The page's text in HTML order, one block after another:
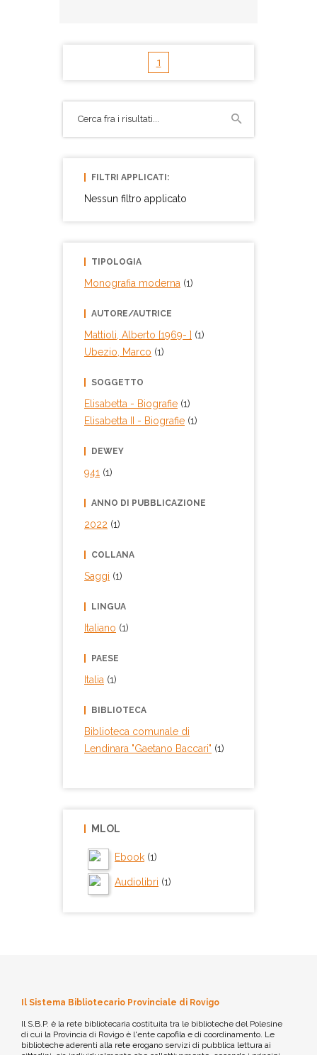
1
FILTRI APPLICATI:
Nessun filtro applicato
TIPOLOGIA
Monografia moderna (1)
AUTORE/AUTRICE
Mattioli, Alberto [1969- ] (1)
Ubezio, Marco (1)
SOGGETTO
Elisabetta - Biografie (1)
Elisabetta II - Biografie (1)
DEWEY
941 (1)
ANNO DI PUBBLICAZIONE
2022 (1)
COLLANA
Saggi (1)
LINGUA
Italiano (1)
PAESE
Italia (1)
BIBLIOTECA
Biblioteca comunale di
Lendinara "Gaetano Baccari" (1)
MLOL
Ebook (1)
Audiolibri (1)
Il Sistema Bibliotecario Provinciale di Rovigo
Il S.B.P. è la rete bibliotecaria costituita tra le biblioteche del Polesine
di cui la Provincia di Rovigo è l'ente capofila e di coordinamento. Le
biblioteche aderenti alla rete erogano servizi di pubblica lettura ai